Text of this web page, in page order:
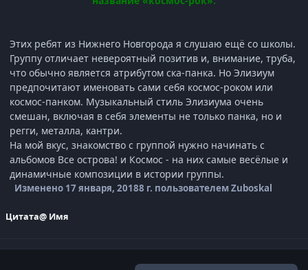
Этих ребят из Нижнего Новгорода я слушаю ещё со школы.
Группу отличает невероятный позитив и, внимание, труба,
что обычно является атрибутом ска-панка. Но Элизиум
предпочитают именовать сами себя космос-роком или
космос-панком. Музыкальный стиль Элизиума очень
смешан, включая в себя элементы не только панка, но и
регги, металла, кантри.
На мой вкус, знакомство с группой нужно начинать с
альбомов Все острова! и Космос - на них самые весёлые и
динамичные композиции в истории группы.
Изменено 17 января, 20188 г. пользователем Zuboskal
Цитата@ Имя